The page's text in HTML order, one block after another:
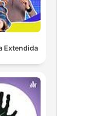
Extendida